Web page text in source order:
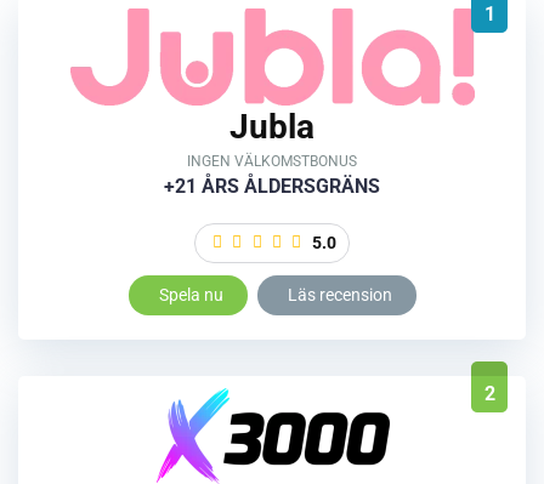
1
Jubla
INGEN VÄLKOMSTBONUS
+21 ÅRS ÅLDERSGRÄNS
5.0
Spela nu Läs recension
2